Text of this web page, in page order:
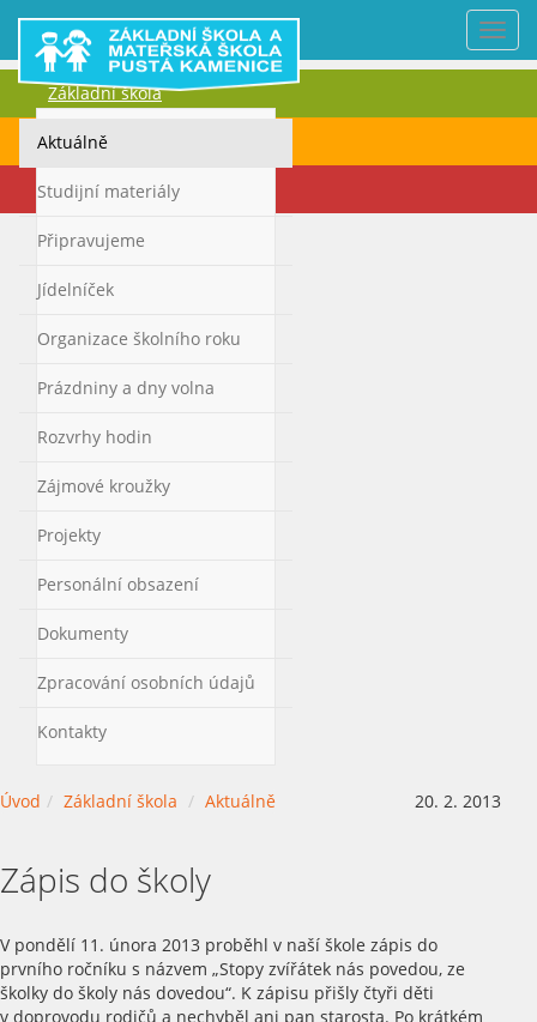
Základní škola
Mateřská škola
Kontakty
Aktuálně
Studijní materiály
Připravujeme
Jídelníček
Organizace školního roku
Prázdniny a dny volna
Rozvrhy hodin
Zájmové kroužky
Projekty
Personální obsazení
Dokumenty
Zpracování osobních údajů
Kontakty
Úvod Základní škola Aktuálně 20. 2. 2013
Zápis do školy
V pondělí 11. února 2013 proběhl v naší škole zápis do
prvního ročníku s názvem „Stopy zvířátek nás povedou, ze
školky do školy nás dovedou“. K zápisu přišly čtyři děti
v doprovodu rodičů a nechyběl ani pan starosta. Po krátkém